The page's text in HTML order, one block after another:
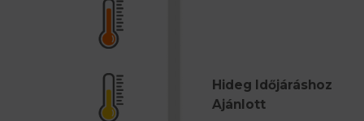
Hideg Időjáráshoz
Ajánlott